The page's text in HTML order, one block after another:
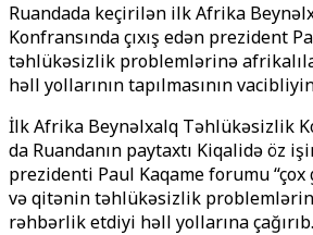
Ruandada keçirilən ilk Afrika
Konfransında çıxış edən prezident
təhlükəsizlik problemlərinə
həll yollarının tapılmasının
İlk Afrika Beynəlxalq Təhlükəsizlik
da Ruandanın paytaxtı Kiqalidə öz
prezidenti Paul Kaqame forumu “çox
və qitənin təhlükəsizlik
rəhbərlik etdiyi həll yollarına çağırıb.